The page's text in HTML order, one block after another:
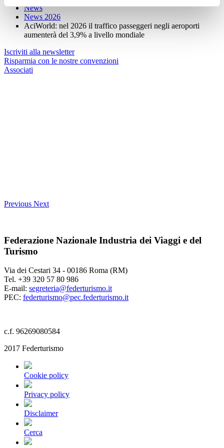
News
News 2026
AciWorld: nel 2026 il traffico passeggeri negli aeroporti
aumenterà del 3,9% a livello mondiale
Iscriviti alla newsletter
Risparmia con le nostre convenzioni
Associati
Previous Next
Federazione Nazionale Industria dei Viaggi e del
Turismo
Via dei Cestari 34 - 00186 Roma (RM)
Tel. +39 320 57 80 986
E-mail: segreteria@federturismo.it
PEC: federturismo@pec.federturismo.it
c.f. 96269080584
2017 Federturismo
Cookie policy
Privacy policy
Disclaimer
Cerca